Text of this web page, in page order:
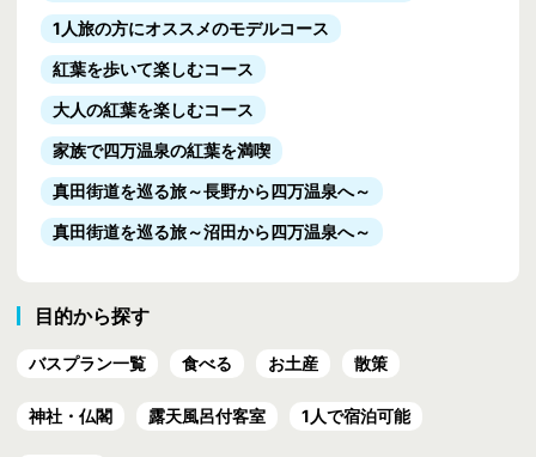
1人旅の方にオススメのモデルコース
紅葉を歩いて楽しむコース
大人の紅葉を楽しむコース
家族で四万温泉の紅葉を満喫
真田街道を巡る旅～長野から四万温泉へ～
真田街道を巡る旅～沼田から四万温泉へ～
目的から探す
バスプラン一覧 食べる お土産 散策
神社・仏閣 露天風呂付客室 1人で宿泊可能